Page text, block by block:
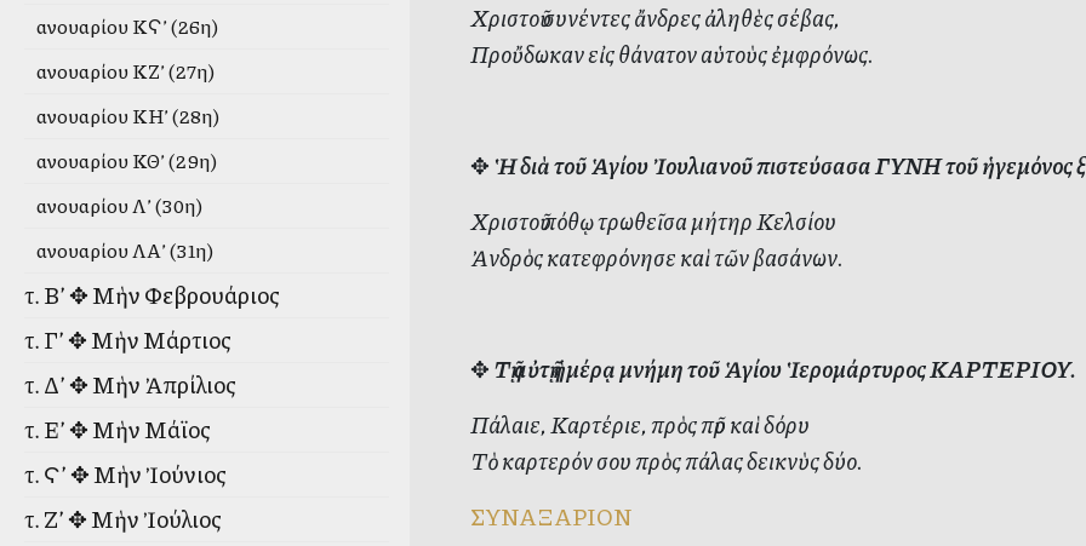
Ἰανουαρίου ΚϚ’ (26η)
Ἰανουαρίου ΚΖ’ (27η)
Ἰανουαρίου ΚΗ’ (28η)
Ἰανουαρίου ΚΘ’ (29η)
Ἰανουαρίου Λ’ (30η)
Ἰανουαρίου ΛΑ’ (31η)
τ. Β’ ✥ Μὴν Φεβρουάριος
τ. Γ’ ✥ Μὴν Μάρτιος
τ. Δ’ ✥ Μὴν Ἀπρίλιος
τ. Ε’ ✥ Μὴν Μάϊος
τ. Ϛ’ ✥ Μὴν Ἰούνιος
τ. Ζ’ ✥ Μὴν Ἰούλιος
Χριστοῦ συνέντες ἄνδρες ἀληθὲς σέβας,
Προὔδωκαν εἰς θάνατον αὑτοὺς ἐμφρόνως.
✥ Ἡ διὰ τοῦ Ἁγίου Ἰουλιανοῦ πιστεύσασα ΓΥΝΗ τοῦ ἡγεμόνος
Χριστοῦ πόθῳ τρωθεῖσα μήτηρ Κελσίου
Ἀνδρὸς κατεφρόνησε καὶ τῶν βασάνων.
✥Τῇ αὐτῇ ἡμέρᾳ μνήμη τοῦ Ἁγίου Ἱερομάρτυρος ΚΑΡΤΕΡΙΟΥ.
Πάλαιε, Καρτέριε, πρὸς πῦρ καὶ δόρυ
Τὸ καρτερόν σου πρὸς πάλας δεικνὺς δύο.
ΣΥΝΑΞΑΡΙΟΝ